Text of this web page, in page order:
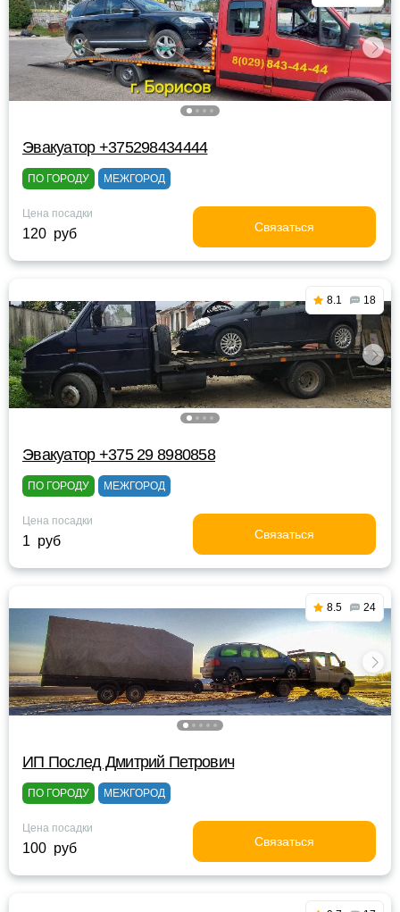
Эвакуатор +375298434444
ПО ГОРОДУ МЕЖГОРОД
Цена посадки
120 руб Связаться
8.1 18
Эвакуатор +375 29 8980858
ПО ГОРОДУ МЕЖГОРОД
Цена посадки
1 руб Связаться
8.5 24
ИП Послед Дмитрий Петрович
ПО ГОРОДУ МЕЖГОРОД
Цена посадки
100 руб Связаться